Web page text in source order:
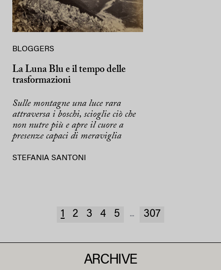
BLOGGERS
La Luna Blu e il tempo delle
trasformazioni
Sulle montagne una luce rara
attraversa i boschi, scioglie ciò che
non nutre più e apre il cuore a
presenze capaci di meraviglia
STEFANIA SANTONI
1 2 3 4 5 ... 307
ARCHIVE